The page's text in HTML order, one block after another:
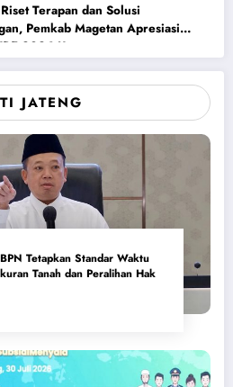
Terapan dan Solusi
Pemkab Magetan Apresiasi
2026 Unesa
JATENG
Tetapkan Standar Waktu
Tanah dan Peralihan Hak